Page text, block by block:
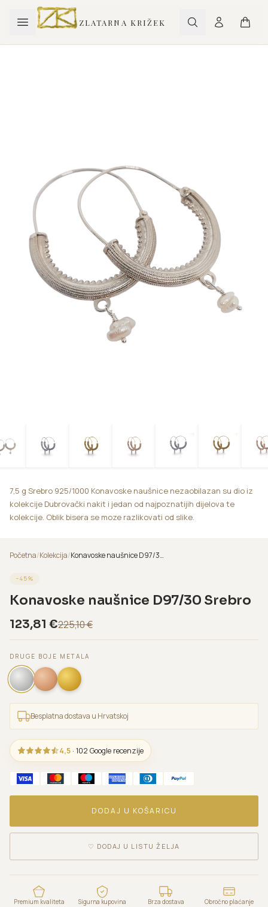
ZLATARNA KRIŽEK
7,5 g Srebro 925/1000 Konavoske naušnice nezaobilazan su dio iz
kolekcije Dubrovački nakit i jedan od najpoznatijih dijelova te
kolekcije. Oblik bisera se moze razlikovati od slike.
Početna/Kolekcija/ Konavoske naušnice D97/30 Srebro
−45%
Konavoske naušnice D97/30 Srebro
123,81 €225,10€
DRUGE BOJE METALA
Besplatna dostava u Hrvatskoj
4,5 · 102 Google recenzije
DODAJ U KOŠARICU
♡ DODAJ U LISTU ŽELJA
Premium kvaliteta Sigurna kupovina Brza dostava Obročno plaćanje